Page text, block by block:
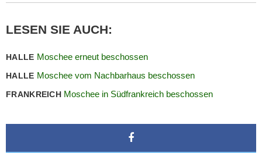
LESEN SIE AUCH:
HALLE Moschee erneut beschossen
HALLE Moschee vom Nachbarhaus beschossen
FRANKREICH Moschee in Südfrankreich beschossen